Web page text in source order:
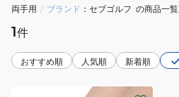
両手用 / ブランド セブゴルフ の商品一覧
1件
おすすめ順 人気順 新着順